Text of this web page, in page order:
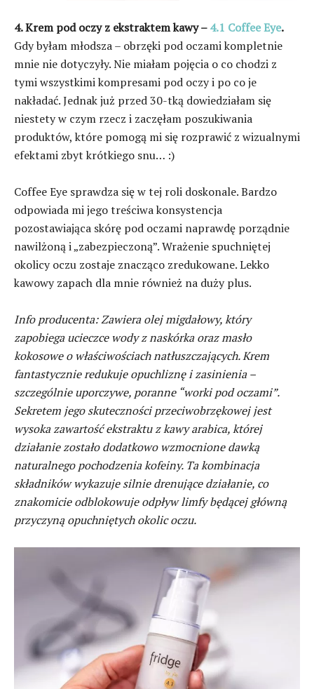
4. Krem pod oczy z ekstraktem kawy –4.1 Coffee Eye.
Gdy byłam młodsza – obrzęki pod oczami kompletnie
mnie nie dotyczyły. Nie miałam pojęcia o co chodzi z
tymi wszystkimi kompresami pod oczy i po co je
nakładać. Jednak już przed 30-tką dowiedziałam się
niestety w czym rzecz i zaczęłam poszukiwania
produktów, które pomogą mi się rozprawić z wizualnymi
efektami zbyt krótkiego snu… :)
Coffee Eye sprawdza się w tej roli doskonale. Bardzo
odpowiada mi jego treściwa konsystencja
pozostawiająca skórę pod oczami naprawdę porządnie
nawilżoną i „zabezpieczoną”. Wrażenie spuchniętej
okolicy oczu zostaje znacząco zredukowane. Lekko
kawowy zapach dla mnie również na duży plus.
Info producenta: Zawiera olej migdałowy, który
zapobiega ucieczce wody z naskórka oraz masło
kokosowe o właściwościach natłuszczających. Krem
fantastycznie redukuje opuchliznę i zasinienia –
szczególnie uporczywe, poranne “worki pod oczami”.
Sekretem jego skuteczności przeciwobrzękowej jest
wysoka zawartość ekstraktu z kawy arabica, której
działanie zostało dodatkowo wzmocnione dawką
naturalnego pochodzenia kofeiny. Ta kombinacja
składników wykazuje silnie drenujące działanie, co
znakomicie odblokowuje odpływ limfy będącej główną
przyczyną opuchniętych okolic oczu.